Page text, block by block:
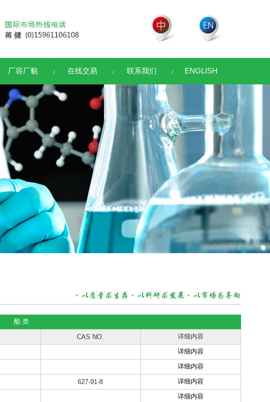
厂容厂貌 在线交易 联系我们 ENGLISH
酯 类
CAS NO.
详细内容
详细内容
详细内容
627-91-8
详细内容
详细内容